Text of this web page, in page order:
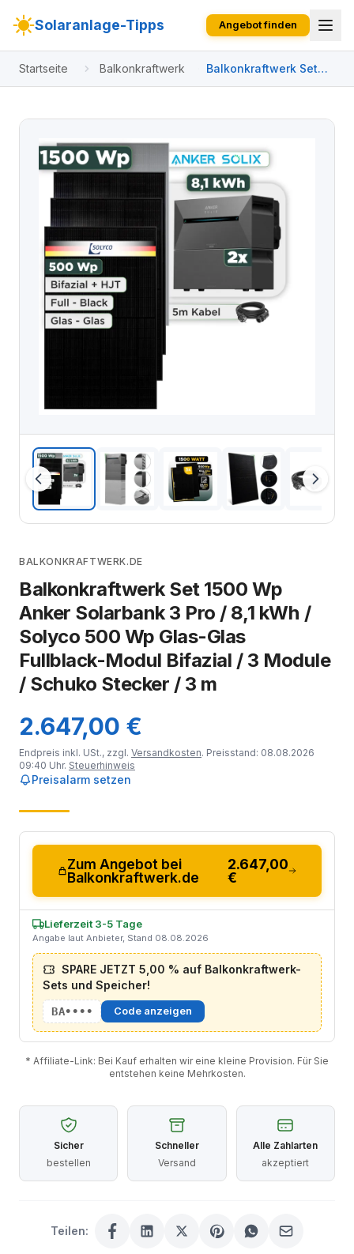
Solaranlage-Tipps Angebot finden
Startseite Balkonkraftwerk
Balkonkraftwerk Set
1500 Wp Anker
kWh / Solyco 500 Wp
Modul Bifazial / 3
Module / Schuko
Stecker / 3 m
BALKONKRAFTWERK.DE
Balkonkraftwerk Set 1500 Wp
Anker Solarbank 3 Pro / 8,1 kWh /
Solyco 500 Wp Glas-Glas
Fullblack-Modul Bifazial / 3 Module
/ Schuko Stecker / 3 m
2.647,00 €
Endpreis inkl. USt., zzgl. Versandkosten. Preisstand: 08.08.2026
09:40 Uhr. Steuerhinweis
Preisalarm setzen
Zum Angebot bei
Balkonkraftwerk.de
2.647,00
€
Lieferzeit 3-5 Tage
Angabe laut Anbieter, Stand 08.08.2026
SPARE JETZT 5,00 % auf Balkonkraftwerk-
Sets und Speicher!
BA•••• Code anzeigen
* Affiliate-Link: Bei Kauf erhalten wir eine kleine Provision. Für Sie
entstehen keine Mehrkosten.
Sicher
bestellen
Schneller
Versand
Alle Zahlarten
akzeptiert
Teilen: